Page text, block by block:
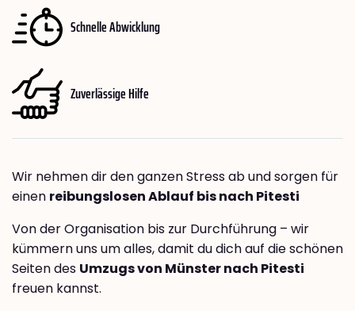
Schnelle Abwicklung
Zuverlässige Hilfe
Wir nehmen dir den ganzen Stress ab und sorgen für
einen reibungslosen Ablauf bis nach Pitesti
Von der Organisation bis zur Durchführung – wir
kümmern uns um alles, damit du dich auf die schönen
Seiten des Umzugs von Münster nach Pitesti
freuen kannst.